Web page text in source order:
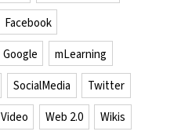
Facebook
Google mLearning
SocialMedia Twitter
Video Web 2.0 Wikis